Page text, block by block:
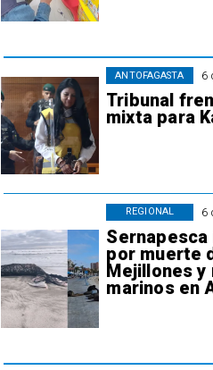
6
Tribunal
mixta para
ANTOFAGASTA
6
por muerte
Mejillones
marinos en
REGIONAL